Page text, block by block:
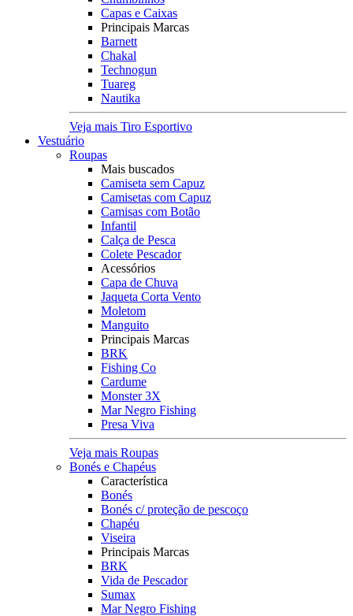
Capas e Caixas
Principais Marcas
Barnett
Chakal
Technogun
Tuareg
Nautika
Veja mais Tiro Esportivo
Vestuário
Roupas
Mais buscados
Camiseta sem Capuz
Camisetas com Capuz
Camisas com Botão
Infantil
Calça de Pesca
Colete Pescador
Acessórios
Capa de Chuva
Jaqueta Corta Vento
Moletom
Manguito
Principais Marcas
BRK
Fishing Co
Cardume
Monster 3X
Mar Negro Fishing
Presa Viva
Veja mais Roupas
Bonés e Chapéus
Característica
Bonés
Bonés c/ proteção de pescoço
Chapéu
Viseira
Principais Marcas
BRK
Vida de Pescador
Sumax
Mar Negro Fishing